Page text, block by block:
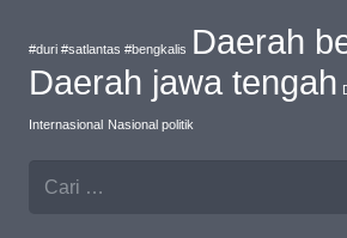
#duri #satlantas #bengkalis Daerah
Daerah jawa tengah
Internasional Nasional politik
Cari